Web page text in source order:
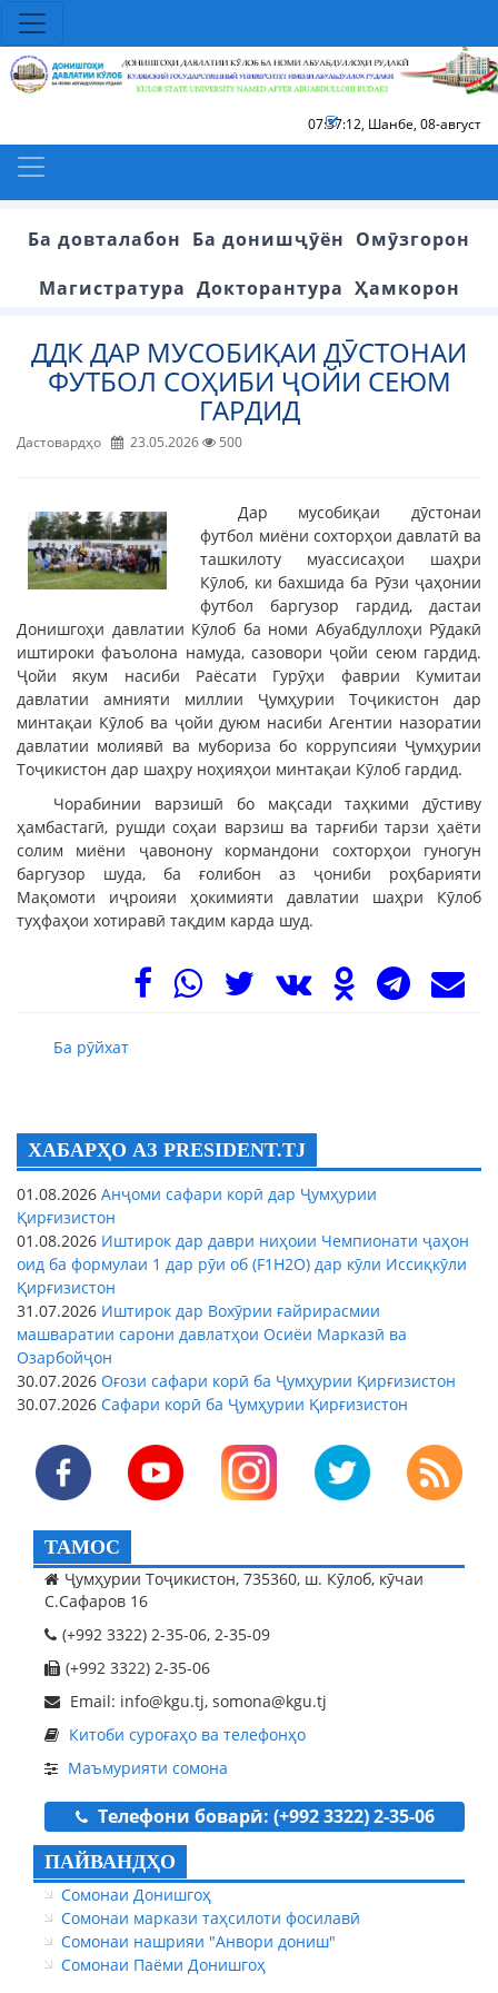
07:37:12, Шанбе, 08-август
Ба довталабон Ба донишҷӯён Омӯзгорон
Магистратура Докторантура Ҳамкорон
ДДК ДАР МУСОБИҚАИ ДӮСТОНАИ
ФУТБОЛ СОҲИБИ ҶОЙИ СЕЮМ
ГАРДИД
Дастовардҳо 23.05.2026 500
Дар мусобиқаи дӯстонаи
футбол миёни сохторҳои давлатӣ ва
ташкилоту муассисаҳои шаҳри
Кӯлоб, ки бахшида ба Рӯзи ҷаҳонии
футбол баргузор гардид, дастаи
Донишгоҳи давлатии Кӯлоб ба номи Абуабдуллоҳи Рӯдакӣ
иштироки фаъолона намуда, сазовори ҷойи сеюм гардид.
Ҷойи якум насиби Раёсати Гурӯҳи фаврии Кумитаи
давлатии амнияти миллии Ҷумҳурии Тоҷикистон дар
минтақаи Кӯлоб ва ҷойи дуюм насиби Агентии назоратии
давлатии молиявӣ ва мубориза бо коррупсияи Ҷумҳурии
Тоҷикистон дар шаҳру ноҳияҳои минтақаи Кӯлоб гардид.
Чорабинии варзишӣ бо мақсади таҳкими дӯстиву
ҳамбастагӣ, рушди соҳаи варзиш ва тарғиби тарзи ҳаёти
солим миёни ҷавонону кормандони сохторҳои гуногун
баргузор шуда, ба ғолибон аз ҷониби роҳбарияти
Мақомоти иҷроияи ҳокимияти давлатии шаҳри Кӯлоб
туҳфаҳои хотиравӣ тақдим карда шуд.
Ба рӯйхат
ХАБАРҲО АЗ PRESIDENT.TJ
01.08.2026 Анҷоми сафари корӣ дар Ҷумҳурии
Қирғизистон
01.08.2026 Иштирок дар даври ниҳоии Чемпионати ҷаҳон
оид ба формулаи 1 дар рӯи об (F1H2O) дар кӯли Иссиқкӯли
Қирғизистон
31.07.2026 Иштирок дар Вохӯрии ғайрирасмии
машваратии сарони давлатҳои Осиёи Марказӣ ва
Озарбойҷон
30.07.2026 Оғози сафари корӣ ба Ҷумҳурии Қирғизистон
30.07.2026 Сафари корӣ ба Ҷумҳурии Қирғизистон
ТАМОС
Ҷумҳурии Тоҷикистон, 735360, ш. Кӯлоб, кӯчаи
С.Сафаров 16
(+992 3322) 2-35-06, 2-35-09
(+992 3322) 2-35-06
Email: info@kgu.tj, somona@kgu.tj
Китоби суроғаҳо ва телефонҳо
Маъмурияти сомона
Телефони боварӣ: (+992 3322) 2-35-06
ПАЙВАНДҲО
Сомонаи Донишгоҳ
Сомонаи маркази таҳсилоти фосилавӣ
Сомонаи нашрияи "Анвори дониш"
Сомонаи Паёми Донишгоҳ